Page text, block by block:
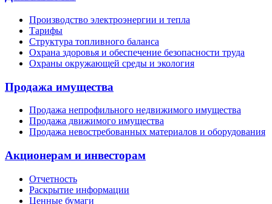
Производство электроэнергии и тепла
Тарифы
Структура топливного баланса
Охрана здоровья и обеспечение безопасности труда
Охраны окружающей среды и экология
Продажа имущества
Продажа непрофильного недвижимого имущества
Продажа движимого имущества
Продажа невостребованных материалов и оборудования
Акционерам и инвесторам
Отчетность
Раскрытие информации
Ценные бумаги